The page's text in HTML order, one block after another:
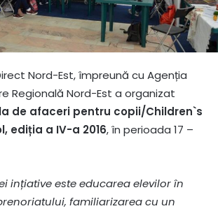
Nord-Est, împreună cu Agenția
Regională Nord-Est a organizat
de afaceri pentru copii/Children`s
ediția a IV-a 2016, în perioada 17 –
ințiative este educarea elevilor în
familiarizarea cu un